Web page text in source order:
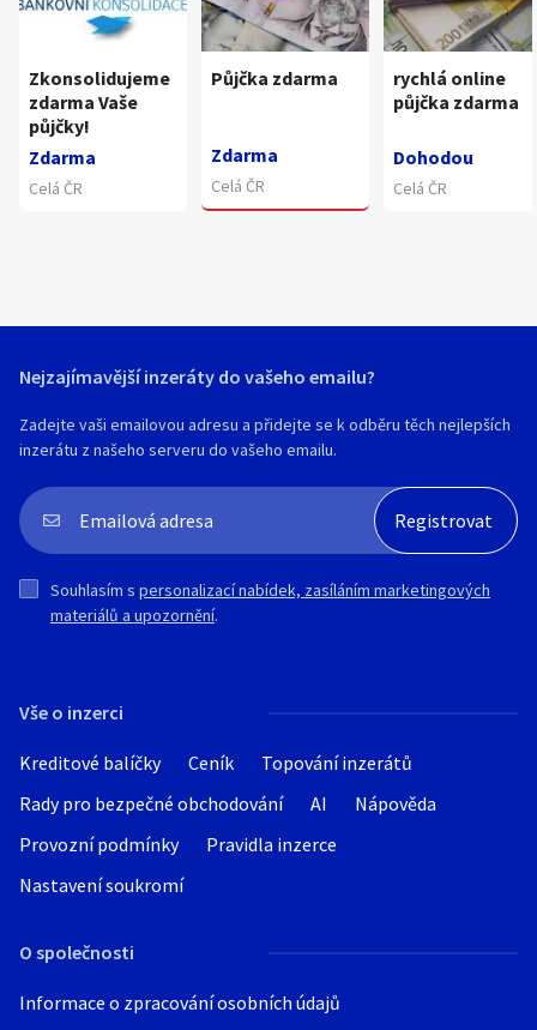
Zkonsolidujeme
zdarma Vaše
půjčky!
Zdarma
Celá ČR
Půjčka zdarma
Zdarma
Celá ČR
rychlá online
půjčka zdarma
Dohodou
Celá ČR
Vše o inzerci
Kreditové balíčky Ceník
Topování inzerátů
Rady pro bezpečné obchodování
AI
Nápověda
Provozní podmínky
Pravidla inzerce
Nastavení soukromí
O společnosti
Informace o zpracování osobních údajů
Nejzajímavější inzeráty do vašeho emailu?
Zadejte vaši emailovou adresu a přidejte se k odběru těch nejlepších
inzerátu z našeho serveru do vašeho emailu.
Souhlasím s personalizací nabídek, zasíláním marketingových
materiálů a upozornění.